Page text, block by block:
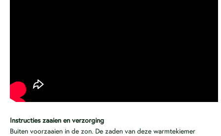
Instructies zaaien en verzorging
Buiten voorzaaien in de zon. De zaden van deze warmtekiemer